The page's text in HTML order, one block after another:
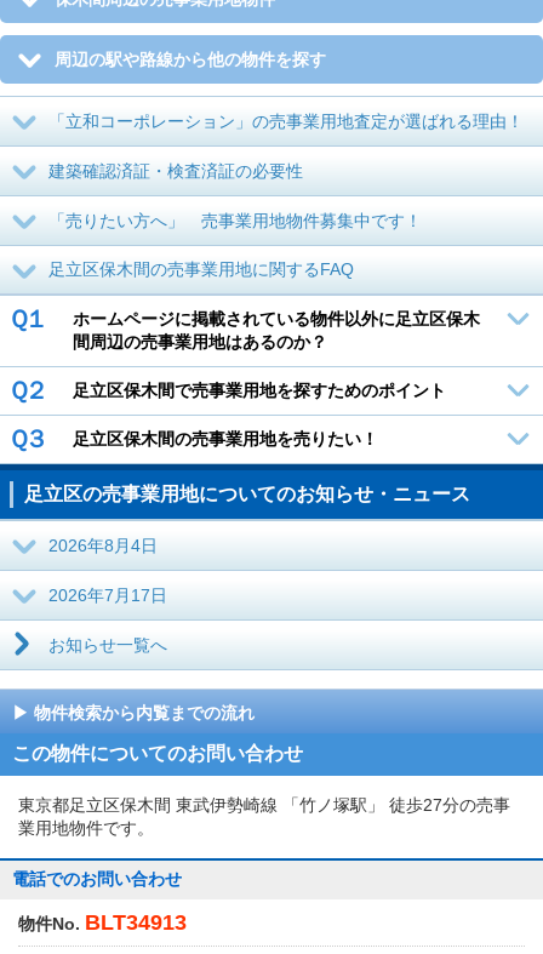
周辺の駅や路線から他の物件を探す
「立和コーポレーション」の売事業用地査定が選ばれる理由！
建築確認済証・検査済証の必要性
「売りたい方へ」 売事業用地物件募集中です！
足立区保木間の売事業用地に関するFAQ
Ｑ１
ホームページに掲載されている物件以外に足立区保木
間周辺の売事業用地はあるのか？
Ｑ２ 足立区保木間で売事業用地を探すためのポイント
Ｑ３ 足立区保木間の売事業用地を売りたい！
足立区の売事業用地についてのお知らせ・ニュース
2026年8月4日
2026年7月17日
お知らせ一覧へ
物件検索から内覧までの流れ
この物件についてのお問い合わせ
東京都足立区保木間 東武伊勢崎線 「竹ノ塚駅」 徒歩27分の売事
業用地物件です。
電話でのお問い合わせ
物件No. BLT34913